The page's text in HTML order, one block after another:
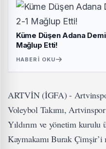
Küme Düşen Adana
Mağlup Etti!
HABERI OKU
ARTVİN (İGFA) -
Voleybol Takımı,
Yıldırım ve yönetim
Kaymakamı Burak Çimşir’i